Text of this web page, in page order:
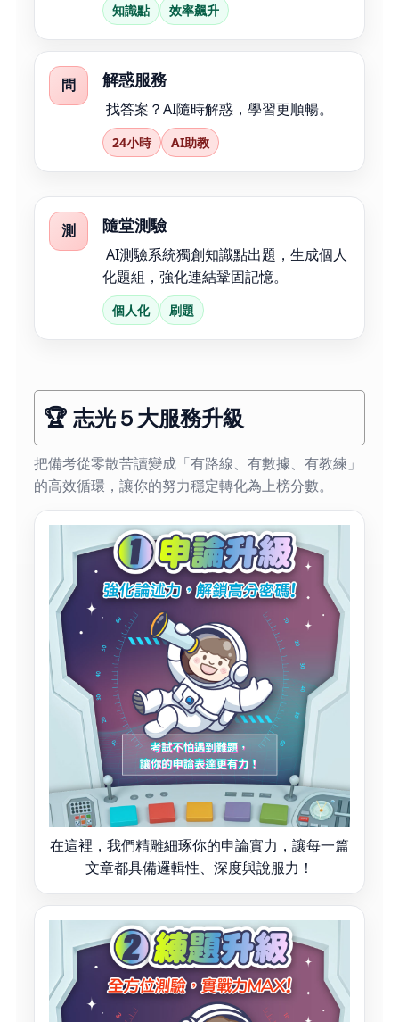
知識點 效率飆升
問 解惑服務
找答案？AI隨時解惑，學習更順暢。
24小時 AI助教
測 隨堂測驗
AI測驗系統獨創知識點出題，生成個人
化題組，強化連結鞏固記憶。
個人化 刷題
🏆 志光５大服務升級
把備考從零散苦讀變成「有路線、有數據、有教練」
的高效循環，讓你的努力穩定轉化為上榜分數。
在這裡，我們精雕細琢你的申論實力，讓每一篇
文章都具備邏輯性、深度與說服力！